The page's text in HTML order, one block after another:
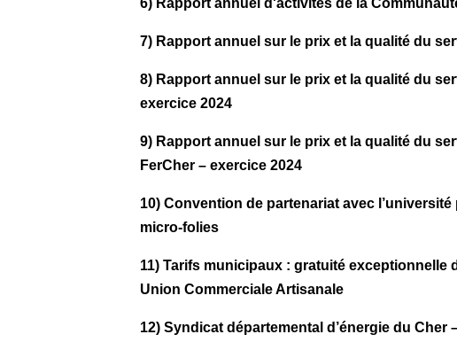
6) Rapport annuel d'activités de la
7) Rapport annuel sur le prix et la qualité du
8) Rapport annuel sur le prix et la qualité du
exercice 2024
9) Rapport annuel sur le prix et la qualité du
FerCher – exercice 2024
10) Convention de partenariat avec
micro-folies
11) Tarifs municipaux : gratuité exceptionnelle
Union Commerciale Artisanale
12) Syndicat départemental d’énergie du